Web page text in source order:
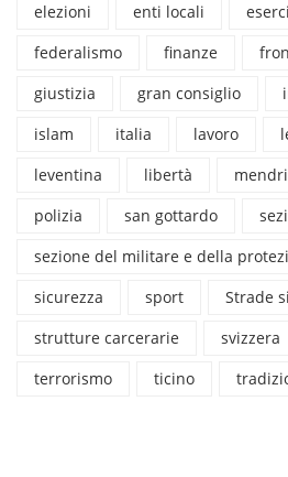
elezioni
enti locali
federalismo
finanze
giustizia
gran consiglio
islam
italia lavoro
leventina
libertà
polizia
san gottardo
sezione del militare e della
sicurezza
sport Strade
strutture carcerarie
svizzera
terrorismo
ticino